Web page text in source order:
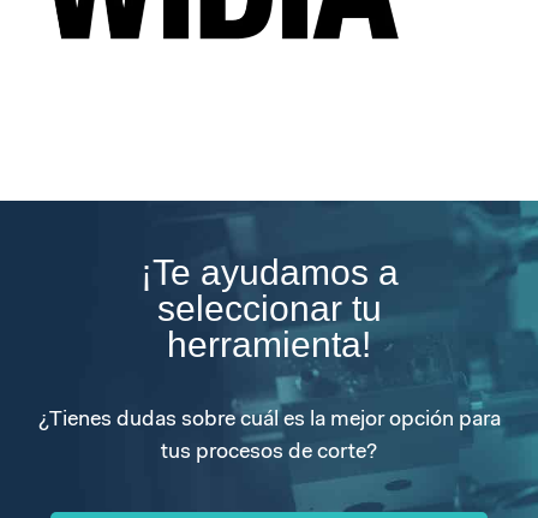
¡Te ayudamos a
seleccionar tu
herramienta!
¿Tienes dudas sobre cuál es la mejor opción para
tus procesos de corte?